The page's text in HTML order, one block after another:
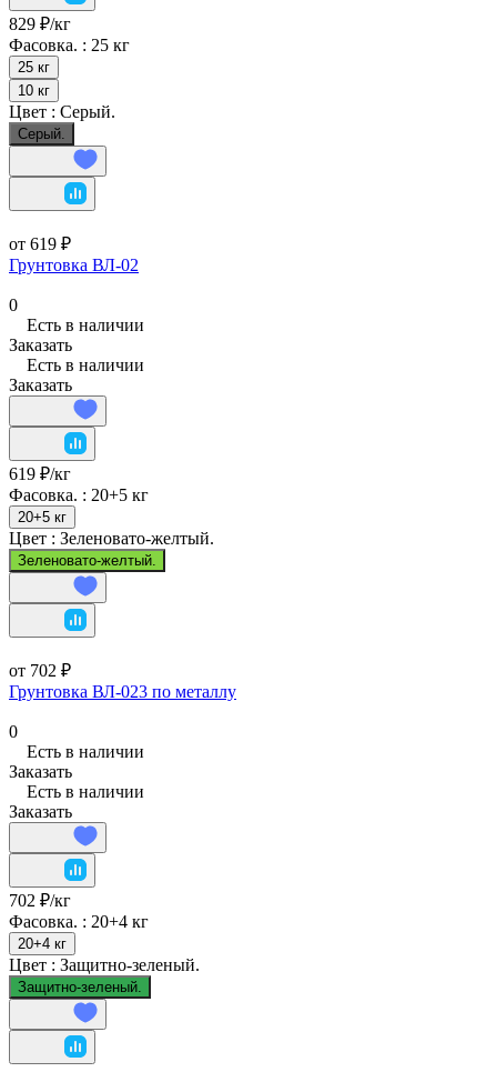
829 ₽/кг
Фасовка. : 25 кг
25 кг
10 кг
Цвет : Серый.
Серый.
от 619 ₽
Грунтовка ВЛ-02
0
Есть в наличии
Заказать
Есть в наличии
Заказать
619 ₽/кг
Фасовка. : 20+5 кг
20+5 кг
Цвет : Зеленовато-желтый.
Зеленовато-желтый.
от 702 ₽
Грунтовка ВЛ-023 по металлу
0
Есть в наличии
Заказать
Есть в наличии
Заказать
702 ₽/кг
Фасовка. : 20+4 кг
20+4 кг
Цвет : Защитно-зеленый.
Защитно-зеленый.